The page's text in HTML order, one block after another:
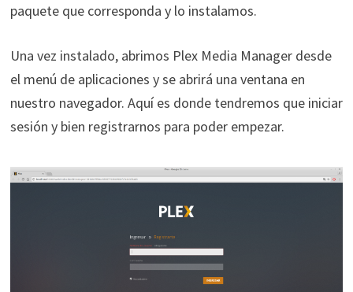
paquete que corresponda y lo instalamos.
Una vez instalado, abrimos Plex Media Manager desde
el menú de aplicaciones y se abrirá una ventana en
nuestro navegador. Aquí es donde tendremos que iniciar
sesión y bien registrarnos para poder empezar.